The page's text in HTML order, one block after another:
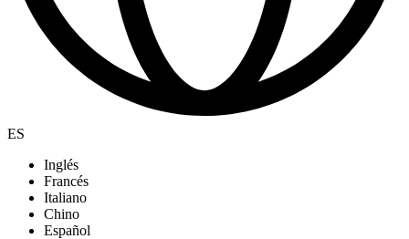
ES
Inglés
Francés
Italiano
Chino
Español